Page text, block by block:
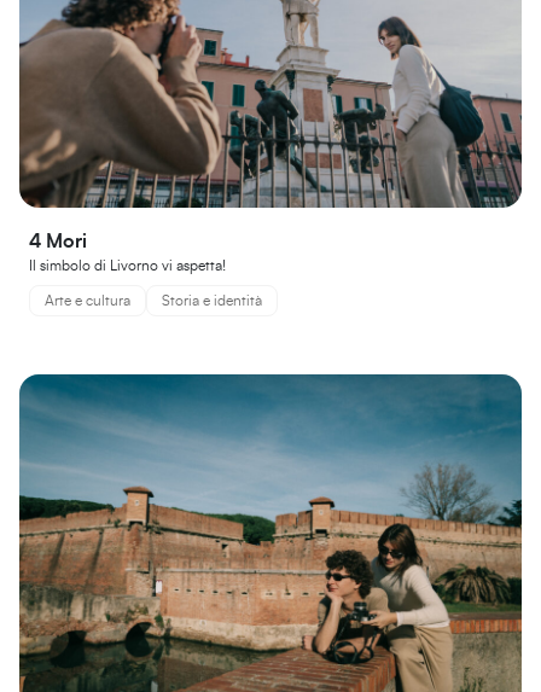
4 Mori
Il simbolo di Livorno vi aspetta!
Arte e cultura Storia e identità